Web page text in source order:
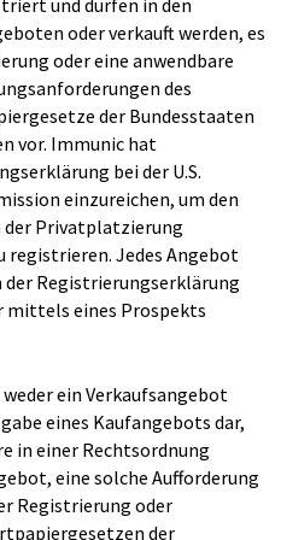
und dürfen in den
oder verkauft werden, es
oder eine anwendbare
des
der Bundesstaaten
vor. Immunic hat
bei der U.S.
einzureichen, um den
der Privatplatzierung
registrieren. Jedes Angebot
Registrierungserklärung
mittels eines Prospekts
ein Verkaufsangebot
eines Kaufangebots dar,
in einer Rechtsordnung
eine solche Aufforderung
Registrierung oder
der